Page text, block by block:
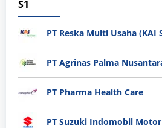
S1
PT Reska Multi Usaha (KAI
PT Agrinas Palma
PT Pharma Health Care
PT Suzuki Indomobil Motor